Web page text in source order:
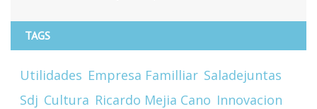
TAGS
Utilidades Empresa Familliar Saladejuntas
Sdj Cultura Ricardo Mejia Cano Innovacion